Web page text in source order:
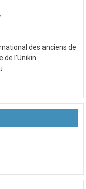
de
2021
première
journée
7ème
l’AFMED
des anciens de
de l’Unikin